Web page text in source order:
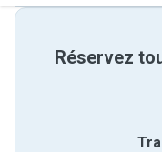
Réservez